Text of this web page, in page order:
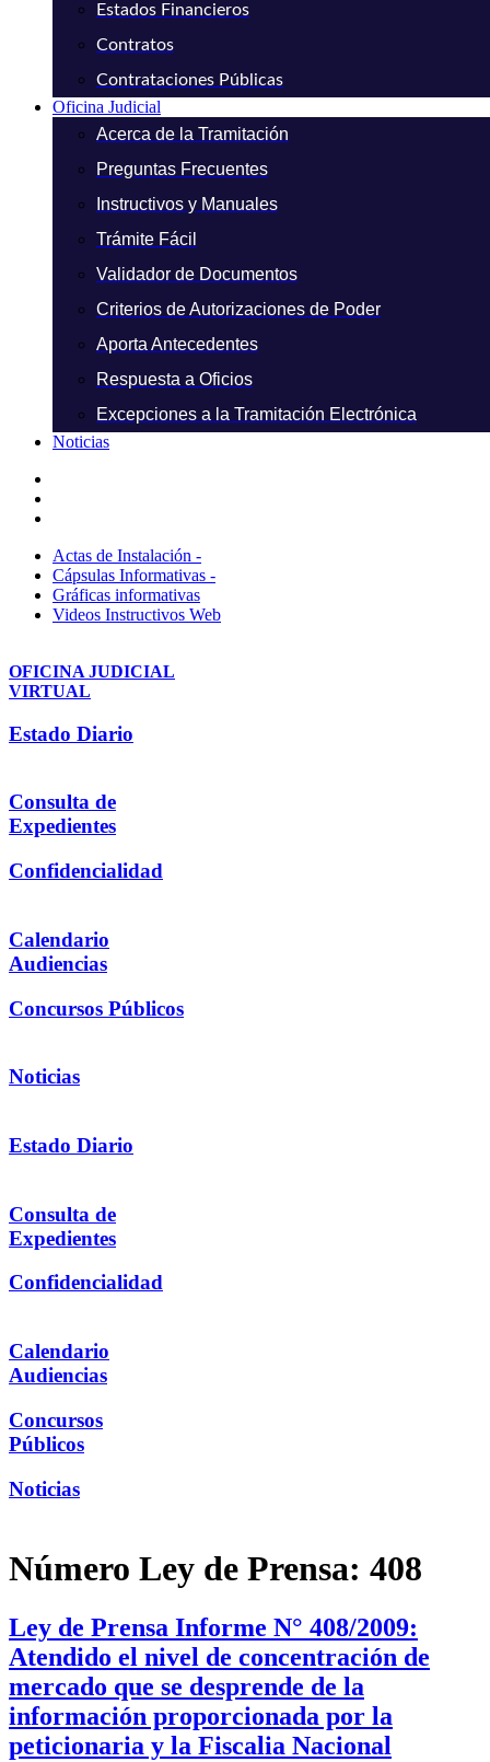
Estados Financieros
Contratos
Contrataciones Públicas
Oficina Judicial
Acerca de la Tramitación
Preguntas Frecuentes
Instructivos y Manuales
Trámite Fácil
Validador de Documentos
Criterios de Autorizaciones de Poder
Aporta Antecedentes
Respuesta a Oficios
Excepciones a la Tramitación Electrónica
Noticias
Actas de Instalación -
Cápsulas Informativas -
Gráficas informativas
Videos Instructivos Web
OFICINA JUDICIAL
VIRTUAL
Estado Diario
Consulta de
Expedientes
Confidencialidad
Calendario
Audiencias
Concursos Públicos
Noticias
Estado Diario
Consulta de
Expedientes
Confidencialidad
Calendario
Audiencias
Concursos
Públicos
Noticias
Número Ley de Prensa: 408
Ley de Prensa Informe N° 408/2009:
Atendido el nivel de concentración de
mercado que se desprende de la
información proporcionada por la
peticionaria y la Fiscalia Nacional